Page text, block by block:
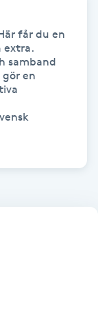
får du en
extra.
samband
gör en